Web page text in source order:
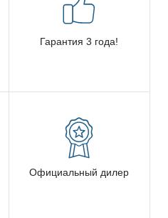
Гарантия 3 года!
Официальный дилер